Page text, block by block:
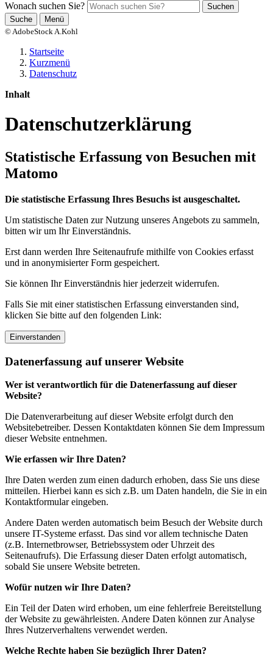
Wonach suchen Sie?
Suchen
Suche
Menü
© AdobeStock A.Kohl
Startseite
Kurzmenü
Datenschutz
Inhalt
Datenschutzerklärung
Statistische Erfassung von Besuchen mit
Matomo
Die statistische Erfassung Ihres Besuchs ist ausgeschaltet.
Um statistische Daten zur Nutzung unseres Angebots zu sammeln,
bitten wir um Ihr Einverständnis.
Erst dann werden Ihre Seitenaufrufe mithilfe von Cookies erfasst
und in anonymisierter Form gespeichert.
Sie können Ihr Einverständnis hier jederzeit widerrufen.
Falls Sie mit einer statistischen Erfassung einverstanden sind,
klicken Sie bitte auf den folgenden Link:
Einverstanden
Datenerfassung auf unserer Website
Wer ist verantwortlich für die Datenerfassung auf dieser
Website?
Die Datenverarbeitung auf dieser Website erfolgt durch den
Websitebetreiber. Dessen Kontaktdaten können Sie dem Impressum
dieser Website entnehmen.
Wie erfassen wir Ihre Daten?
Ihre Daten werden zum einen dadurch erhoben, dass Sie uns diese
mitteilen. Hierbei kann es sich z.B. um Daten handeln, die Sie in ein
Kontaktformular eingeben.
Andere Daten werden automatisch beim Besuch der Website durch
unsere IT-Systeme erfasst. Das sind vor allem technische Daten
(z.B. Internetbrowser, Betriebssystem oder Uhrzeit des
Seitenaufrufs). Die Erfassung dieser Daten erfolgt automatisch,
sobald Sie unsere Website betreten.
Wofür nutzen wir Ihre Daten?
Ein Teil der Daten wird erhoben, um eine fehlerfreie Bereitstellung
der Website zu gewährleisten. Andere Daten können zur Analyse
Ihres Nutzerverhaltens verwendet werden.
Welche Rechte haben Sie bezüglich Ihrer Daten?